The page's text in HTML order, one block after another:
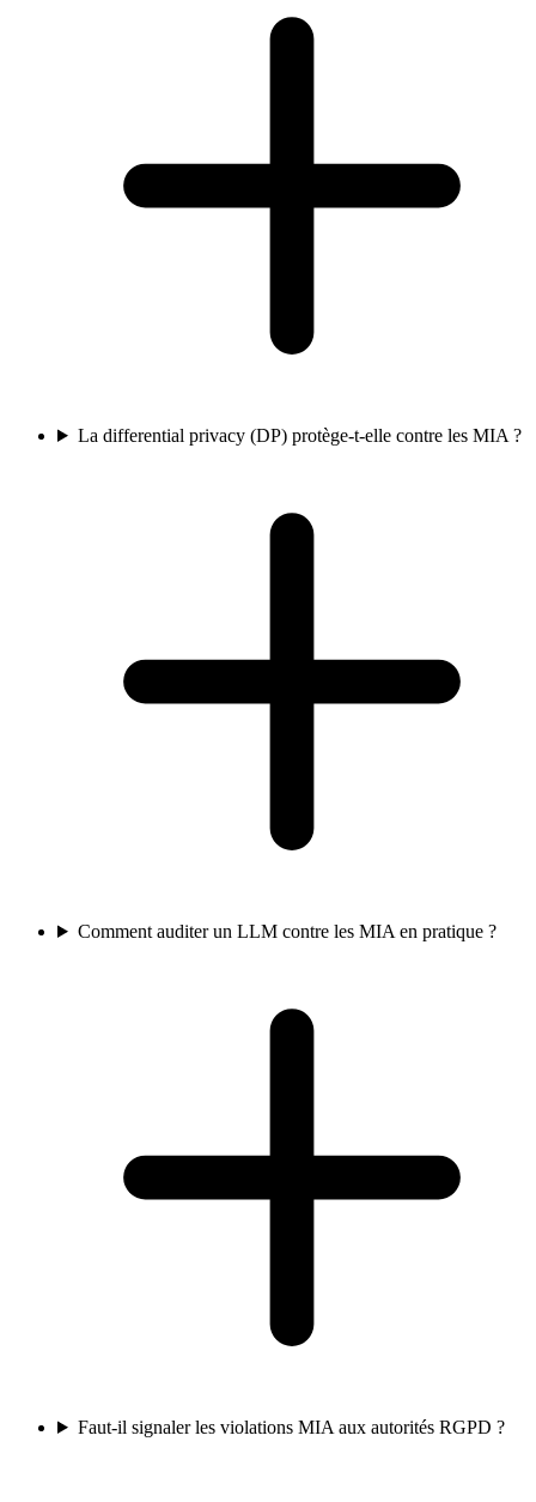
La differential privacy (DP) protège-t-elle contre les MIA ?
Comment auditer un LLM contre les MIA en pratique ?
Faut-il signaler les violations MIA aux autorités RGPD ?